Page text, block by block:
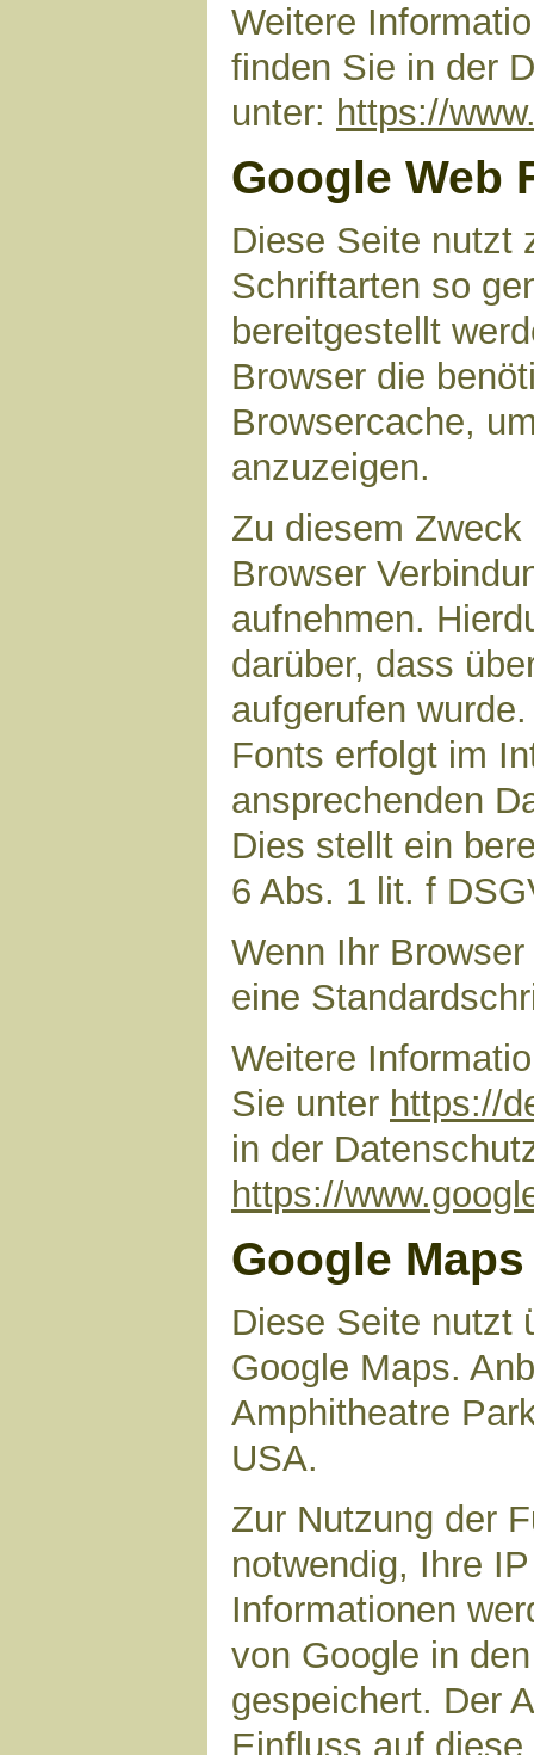
Weitere
finden Sie in der
unter: https://
Google Web
Diese Seite nutzt
Schriftarten so
bereitgestellt
Browser die
Browsercache,
anzuzeigen.
Zu diesem
Browser
aufnehmen.
darüber, dass
aufgerufen
Fonts erfolgt im
ansprechenden
Dies stellt ein
6 Abs. 1 lit. f
Wenn Ihr
eine
Weitere
Sie unter https://
in der
https://
Google Maps
Diese Seite nutzt
Google Maps.
Amphitheatre
USA.
Zur Nutzung der
notwendig, Ihre
Informationen
von Google in
gespeichert. Der
Einfluss auf